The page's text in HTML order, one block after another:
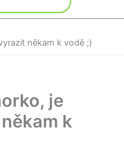
někam k vodě ;)
je
k